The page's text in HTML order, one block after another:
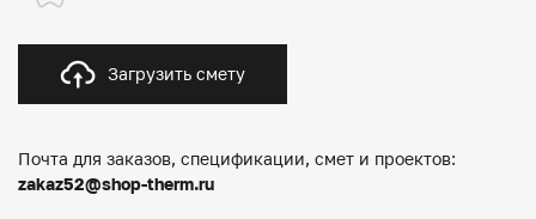
Загрузить смету
Почта для заказов, спецификации, смет и проектов:
zakaz52@shop-therm.ru